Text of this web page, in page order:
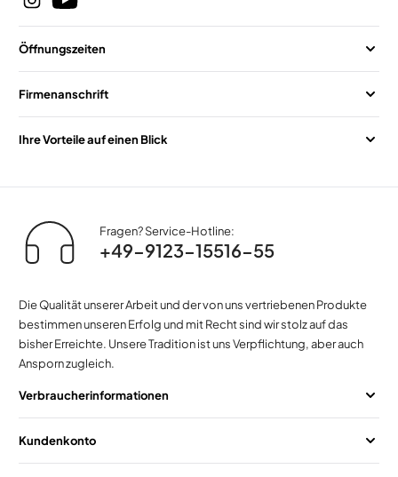
Öffnungszeiten
Firmenanschrift
Ihre Vorteile auf einen Blick
Fragen? Service-Hotline:
+49-9123-15516-55
Die Qualität unserer Arbeit und der von uns vertriebenen Produkte
bestimmen unseren Erfolg und mit Recht sind wir stolz auf das
bisher Erreichte. Unsere Tradition ist uns Verpflichtung, aber auch
Ansporn zugleich.
Verbraucherinformationen
Kundenkonto